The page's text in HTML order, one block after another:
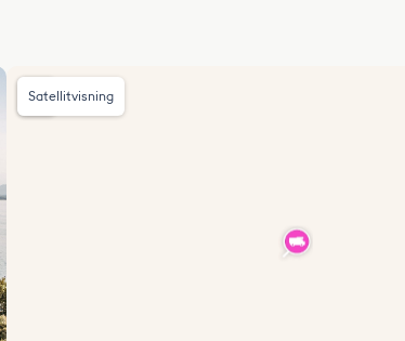
Satellitvisning